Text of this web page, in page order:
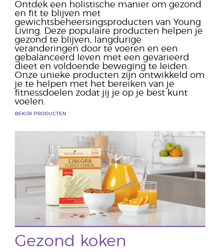
Ontdek een holistische manier om gezond
en fit te blijven met
gewichtsbeheersingsproducten van Young
Living. Deze populaire producten helpen je
gezond te blijven, langdurige
veranderingen door te voeren en een
gebalanceerd leven met een gevarieerd
dieet en voldoende beweging te leiden.
Onze unieke producten zijn ontwikkeld om
je te helpen met het bereiken van je
fitnessdoelen zodat jij je op je best kunt
voelen.
BEKIJK PRODUCTEN
Gezond koken